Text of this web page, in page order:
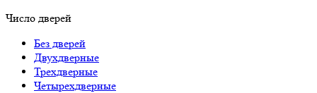
Число дверей
Без дверей
Двухдверные
Трехдверные
Четырехдверные